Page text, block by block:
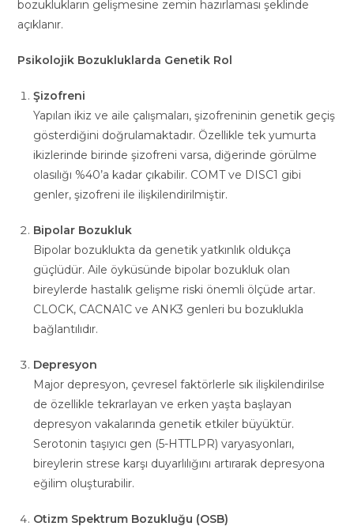
bozuklukların gelişmesine zemin hazırlaması şeklinde
açıklanır.
Psikolojik Bozukluklarda Genetik Rol
Şizofreni
Yapılan ikiz ve aile çalışmaları, şizofreninin genetik geçiş
gösterdiğini doğrulamaktadır. Özellikle tek yumurta
ikizlerinde birinde şizofreni varsa, diğerinde görülme
olasılığı %40’a kadar çıkabilir. COMT ve DISC1 gibi
genler, şizofreni ile ilişkilendirilmiştir.
Bipolar Bozukluk
Bipolar bozuklukta da genetik yatkınlık oldukça
güçlüdür. Aile öyküsünde bipolar bozukluk olan
bireylerde hastalık gelişme riski önemli ölçüde artar.
CLOCK, CACNA1C ve ANK3 genleri bu bozuklukla
bağlantılıdır.
Depresyon
Major depresyon, çevresel faktörlerle sık ilişkilendirilse
de özellikle tekrarlayan ve erken yaşta başlayan
depresyon vakalarında genetik etkiler büyüktür.
Serotonin taşıyıcı gen (5-HTTLPR) varyasyonları,
bireylerin strese karşı duyarlılığını artırarak depresyona
eğilim oluşturabilir.
Otizm Spektrum Bozukluğu (OSB)